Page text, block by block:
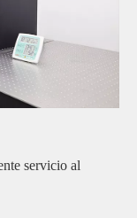
servicio al